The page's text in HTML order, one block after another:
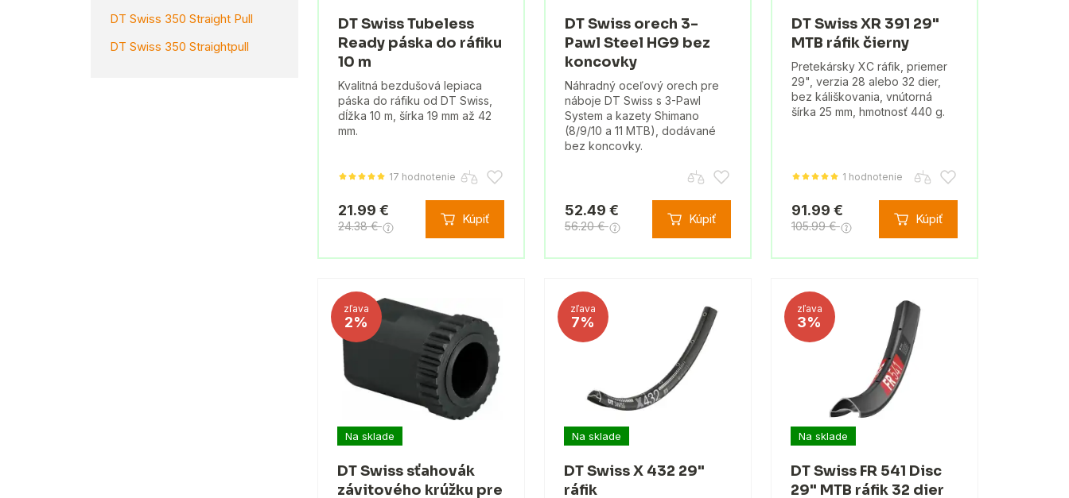
DT Swiss 350 Straight Pull
DT Swiss 350 Straightpull
DT Swiss Tubeless
Ready páska do ráfiku
10 m
Kvalitná bezdušová lepiaca
páska do ráfiku od DT Swiss,
dĺžka 10 m, šírka 19 mm až 42
mm.
17 hodnotenie
21.99 €
24.38 € Kúpiť
DT Swiss orech 3-
Pawl Steel HG9 bez
koncovky
Náhradný oceľový orech pre
náboje DT Swiss s 3-Pawl
System a kazety Shimano
(8/9/10 a 11 MTB), dodávané
bez koncovky.
52.49 €
56.20 € Kúpiť
DT Swiss XR 391 29"
MTB ráfik čierny
Pretekársky XC ráfik, priemer
29", verzia 28 alebo 32 dier,
bez káliškovania, vnútorná
šírka 25 mm, hmotnosť 440 g.
1 hodnotenie
91.99 €
105.99 € Kúpiť
zľava
2%
Na sklade
DT Swiss sťahovák
závitového krúžku pre
zľava
7%
Na sklade
DT Swiss X 432 29"
ráfik
zľava
3%
Na sklade
DT Swiss FR 541 Disc
29" MTB ráfik 32 dier